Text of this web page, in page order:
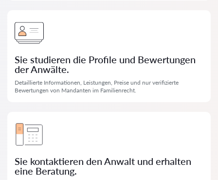
Sie studieren die Profile und Bewertungen
der Anwälte.
Detaillierte Informationen, Leistungen, Preise und nur verifizierte
Bewertungen von Mandanten im Familienrecht.
Sie kontaktieren den Anwalt und erhalten
eine Beratung.